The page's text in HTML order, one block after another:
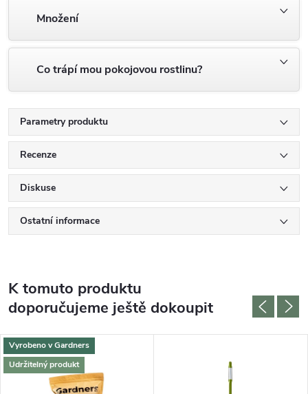
Množení
Co trápí mou pokojovou rostlinu?
Parametry produktu
Recenze
Diskuse
Ostatní informace
K tomuto produktu
doporučujeme ještě dokoupit
Vyrobeno v Gardners
Udržitelný produkt